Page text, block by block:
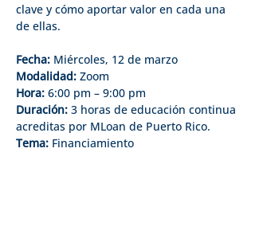
clave y cómo aportar valor en cada una
de ellas.
Fecha: Miércoles, 12 de marzo
Modalidad: Zoom
Hora: 6:00 pm – 9:00 pm
Duración: 3 horas de educación continua
acreditas por MLoan de Puerto Rico.
Tema: Financiamiento